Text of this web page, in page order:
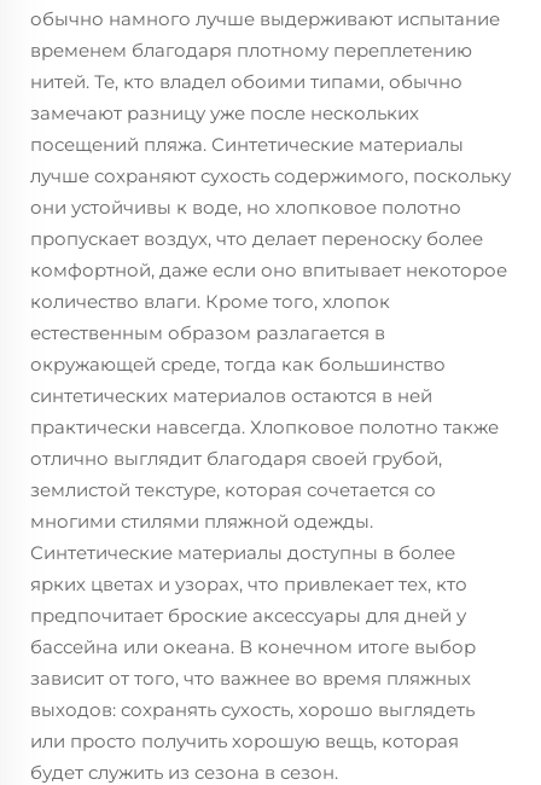
обычно намного лучше выдерживают испытание
временем благодаря плотному переплетению
нитей. Те, кто владел обоими типами, обычно
замечают разницу уже после нескольких
посещений пляжа. Синтетические материалы
лучше сохраняют сухость содержимого, поскольку
они устойчивы к воде, но хлопковое полотно
пропускает воздух, что делает переноску более
комфортной, даже если оно впитывает некоторое
количество влаги. Кроме того, хлопок
естественным образом разлагается в
окружающей среде, тогда как большинство
синтетических материалов остаются в ней
практически навсегда. Хлопковое полотно также
отлично выглядит благодаря своей грубой,
землистой текстуре, которая сочетается со
многими стилями пляжной одежды.
Синтетические материалы доступны в более
ярких цветах и узорах, что привлекает тех, кто
предпочитает броские аксессуары для дней у
бассейна или океана. В конечном итоге выбор
зависит от того, что важнее во время пляжных
выходов: сохранять сухость, хорошо выглядеть
или просто получить хорошую вещь, которая
будет служить из сезона в сезон.